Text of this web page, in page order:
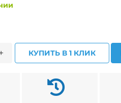
КУПИТЬ В 1 КЛИК